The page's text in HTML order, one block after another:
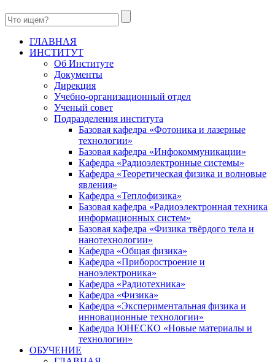
ГЛАВНАЯ
ИНСТИТУТ
Об Институте
Документы
Дирекция
Учебно-организационный отдел
Ученый совет
Подразделения института
Базовая кафедра «Фотоника и лазерные
технологии»
Базовая кафедра «Инфокоммуникации»
Кафедра «Радиоэлектронные системы»
Кафедра «Теоретическая физика и волновые
явления»
Кафедра «Теплофизика»
Базовая кафедра «Радиоэлектронная техника
информационных систем»
Базовая кафедра «Физика твёрдого тела и
нанотехнологии»
Кафедра «Общая физика»
Кафедра «Приборостроение и
наноэлектроника»
Кафедра «Радиотехника»
Кафедра «Физика»
Кафедра «Экспериментальная физика и
инновационные технологии»
Кафедра ЮНЕСКО «Новые материалы и
технологии»
ОБУЧЕНИЕ